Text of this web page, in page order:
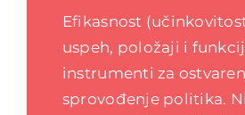
Efikasnost
uspeh, položaji i
instrumenti za
sprovođenje politika.